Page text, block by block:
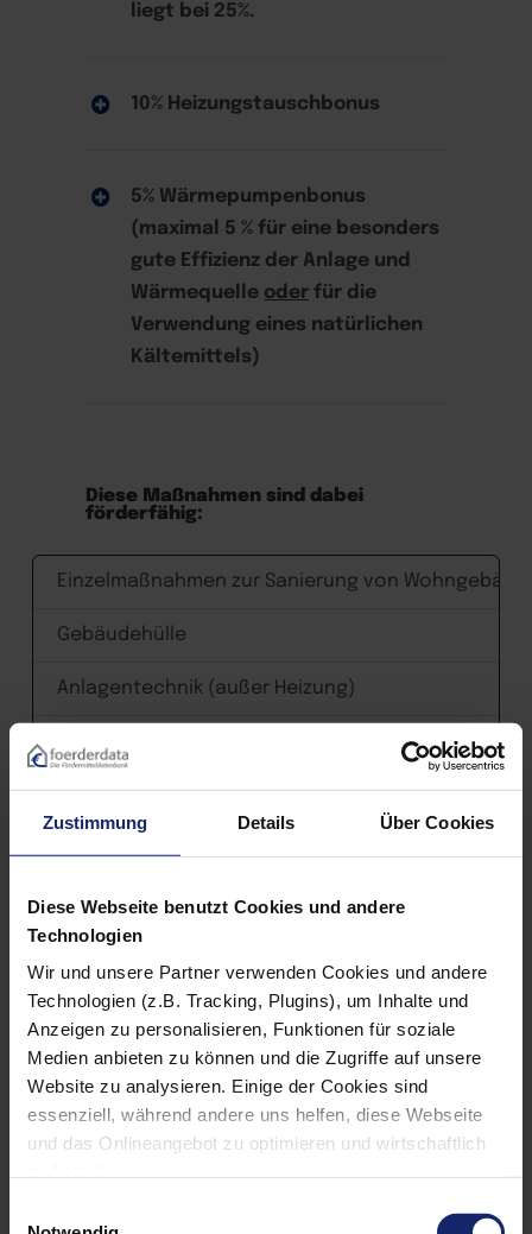
Zustimmung Details Über Cookies
Diese Webseite benutzt Cookies und andere
Technologien
Wir und unsere Partner verwenden Cookies und andere
Technologien (z.B. Tracking, Plugins), um Inhalte und
Anzeigen zu personalisieren, Funktionen für soziale
Medien anbieten zu können und die Zugriffe auf unsere
Website zu analysieren. Einige der Cookies sind
essenziell, während andere uns helfen, diese Webseite
und das Onlineangebot zu optimieren und wirtschaftlich
unserer Website an unsere Partner für soziale Medien,
liegt bei 25%.
10% Heizungstauschbonus
5% Wärmepumpenbonus
(maximal 5 % für eine besonders
gute Effizienz der Anlage und
Wärmequelle oder für die
Verwendung eines natürlichen
Kältemittels)
Diese Maßnahmen sind dabei
förderfähig:
Einzelmaßnahmen zur Sanierung von
Gebäudehülle
Anlagentechnik (außer Heizung)
Anlagen zur Wärmeerzeugung (Heizungstechnik)